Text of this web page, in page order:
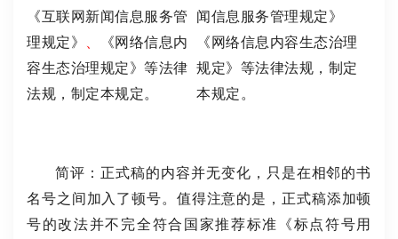
《互联网新闻信息服务管
理规定》 、
《网络信息内
容生态治理规定》等法律
法规，制定本规定。
闻信息服务管理规定》
《网络信息内容生态治理
规定》等法律法规，制定
本规定。
简评：正式稿的内容并无变化，只是在相邻的书
名号之间加入了顿号。值得注意的是，正式稿添加顿
号的改法并不完全符合国家推荐标准《标点符号用